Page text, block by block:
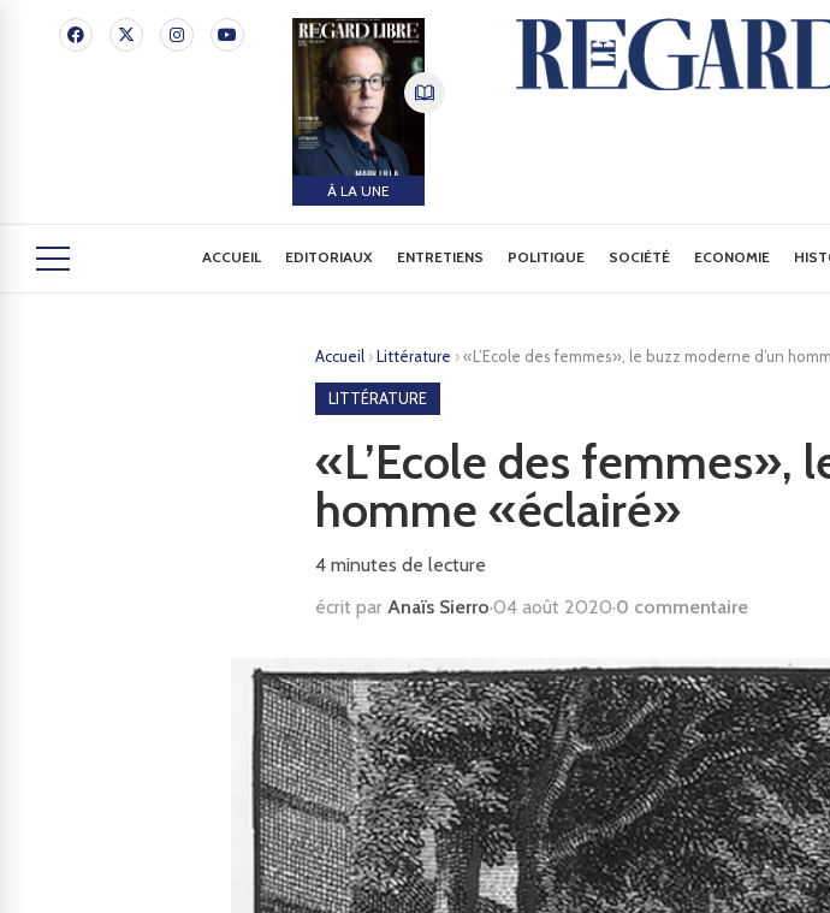
À LA UNE
ACCUEIL EDITORIAUX ENTRETIENS POLITIQUE SOCIÉTÉ ECONOMIE
Accueil ›Littérature ›«L’Ecole des femmes», le buzz moderne d’un
LITTÉRATURE
«L’Ecole des femmes»,
homme «éclairé»
4 minutes de lecture
écrit par Anaïs Sierro·04 août 2020·0 commentaire